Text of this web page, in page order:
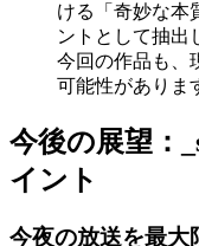
ける「奇妙な本
ントとして抽出
今回の作品も、
可能性がありま
今後の展望：
イント
今夜の放送を最大